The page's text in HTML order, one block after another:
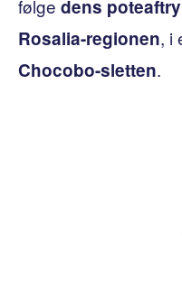
følge dens
Rosalia-regionen, i
Chocobo-sletten.